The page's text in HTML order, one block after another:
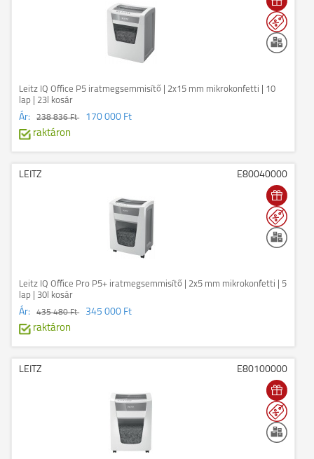
Leitz IQ Office P5 iratmegsemmisítő | 2x15 mm mikrokonfetti | 10
lap | 23l kosár
Ár: 238 836 Ft
170 000 Ft
raktáron
LEITZ E80040000
Leitz IQ Office Pro P5+ iratmegsemmisítő | 2x5 mm mikrokonfetti | 5
lap | 30l kosár
Ár: 435 480 Ft
345 000 Ft
raktáron
LEITZ E80100000